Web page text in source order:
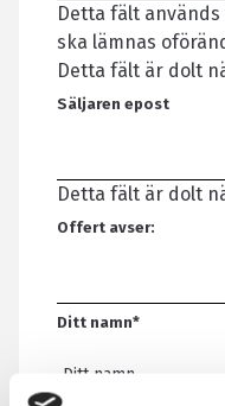
Detta fält
ska lämnas
Detta fält är dolt
Säljaren epost
Detta fält är dolt
Offert avser:
Ditt namn*